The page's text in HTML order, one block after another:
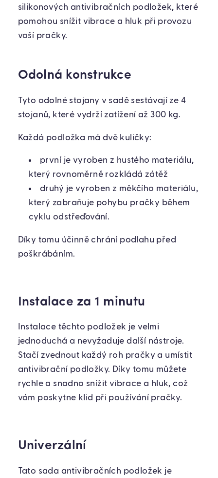
silikonových antivibračních podložek, které
pomohou snížit vibrace a hluk při provozu
vaší pračky.
Odolná konstrukce
Tyto odolné stojany v sadě sestávají ze 4
stojanů, které vydrží zatížení až 300 kg.
Každá podložka má dvě kuličky:
první je vyroben z hustého materiálu,
který rovnoměrně rozkládá zátěž
druhý je vyroben z měkčího materiálu,
který zabraňuje pohybu pračky během
cyklu odstřeďování.
Díky tomu účinně chrání podlahu před
poškrábáním.
Instalace za 1 minutu
Instalace těchto podložek je velmi
jednoduchá a nevyžaduje další nástroje.
Stačí zvednout každý roh pračky a umístit
antivibrační podložky. Díky tomu můžete
rychle a snadno snížit vibrace a hluk, což
vám poskytne klid při používání pračky.
Univerzální
Tato sada antivibračních podložek je